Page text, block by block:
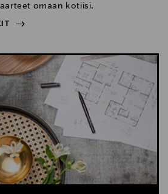
omaan kotiisi.